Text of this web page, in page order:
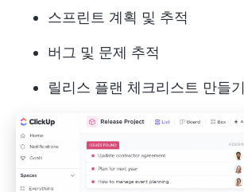
스프린트 계획 및 추적
버그 및 문제 추적
릴리스 플랜 체크리스트 만들기